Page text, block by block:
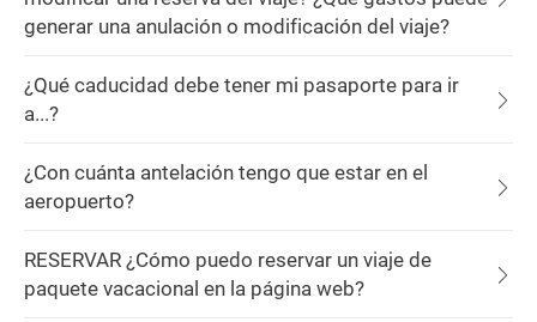
generar una anulación o modificación del viaje?
¿Qué caducidad debe tener mi pasaporte para ir
a...?
¿Con cuánta antelación tengo que estar en el
aeropuerto?
RESERVAR ¿Cómo puedo reservar un viaje de
paquete vacacional en la página web?